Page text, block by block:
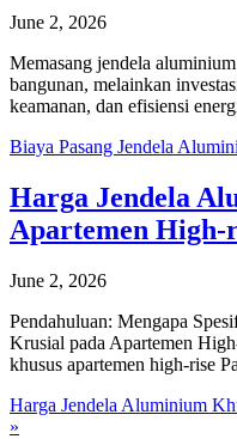
June 2, 2026
Memasang jendela
bangunan, melainkan
keamanan, dan efisiensi
Biaya Pasang Jendela
Harga Jendela
Apartemen High-
June 2, 2026
Pendahuluan: Mengapa
Krusial pada Apartemen
khusus apartemen high-rise
Harga Jendela Aluminium
»